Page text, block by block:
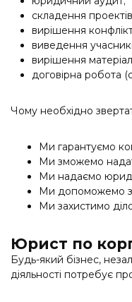
складення
вирішення
виведення
вирішення
договірна робота
Чому необхідно
Ми гарантуємо
Ми зможемо
Ми надаємо
Ми допоможемо
Ми захистимо
Юрист по
Будь-який бізнес,
діяльності потребує